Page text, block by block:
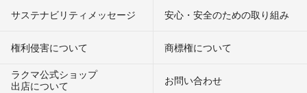
サステナビリティメッセージ 安心・安全のための取り組み
権利侵害について
商標権について
ラクマ公式ショップ
出店について
お問い合わせ